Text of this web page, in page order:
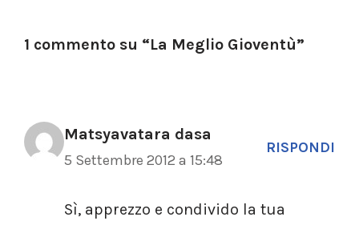
1 commento su “La Meglio Gioventù”
Matsyavatara dasa
5 Settembre 2012 a 15:48
RISPONDI
Sì, apprezzo e condivido la tua